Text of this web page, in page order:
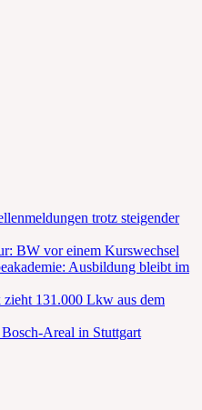
trotz steigender
BW vor einem Kurswechsel
Ausbildung bleibt im
131.000 Lkw aus dem
Areal in Stuttgart